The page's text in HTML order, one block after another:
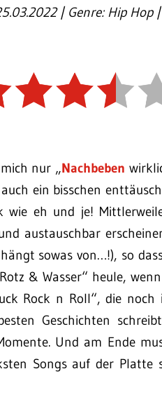
| Genre: Hip Hop |
nur „Nachbeben
ein bisschen
eh und je!
austauschbar
sowas von…!), so
& Wasser“ heule,
Rock n Roll“, die
Geschichten
Und am Ende
Songs auf der Platte